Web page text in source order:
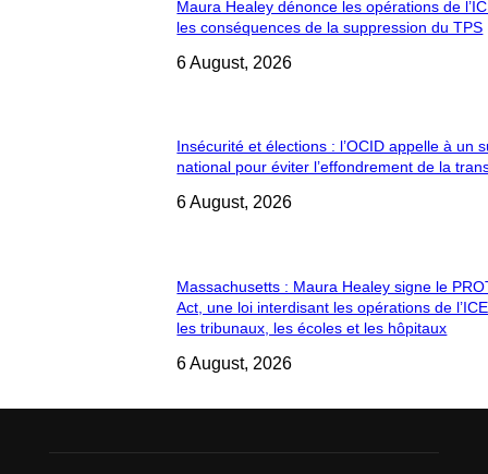
Maura Healey dénonce les opérations de
les conséquences de la suppression du TPS
6 August, 2026
Insécurité et élections : l’OCID appelle à un
national pour éviter l’effondrement de la
6 August, 2026
Massachusetts : Maura Healey signe le
Act, une loi interdisant les opérations de
les tribunaux, les écoles et les hôpitaux
6 August, 2026